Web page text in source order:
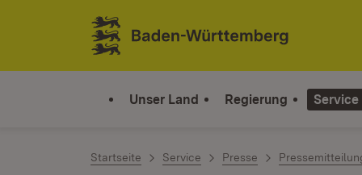
Zum Inhalt springen
Link zur Startseite
Unser Land Regierung Service
Startseite Service Presse